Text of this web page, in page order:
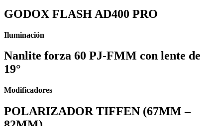
GODOX FLASH AD400 PRO
Iluminación
Nanlite forza 60 PJ-FMM con lente de
19°
Modificadores
POLARIZADOR TIFFEN (67MM –